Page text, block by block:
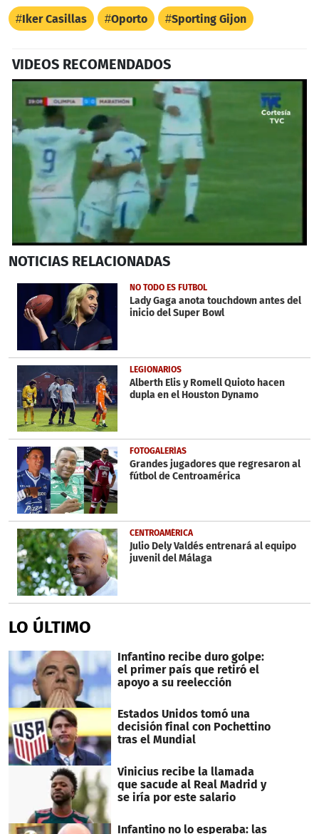
Iker Casillas Oporto Sporting Gijon
VIDEOS RECOMENDADOS
seconds
1
minute,
seconds
NOTICIAS RELACIONADAS
NO TODO ES FUTBOL
Lady Gaga anota touchdown antes del
inicio del Super Bowl
LEGIONARIOS
Alberth Elis y Romell Quioto hacen
dupla en el Houston Dynamo
FOTOGALERÍAS
Grandes jugadores que regresaron al
fútbol de Centroamérica
CENTROAMÉRICA
Julio Dely Valdés entrenará al equipo
juvenil del Málaga
LO ÚLTIMO
Infantino recibe duro golpe:
el primer país que retiró el
apoyo a su reelección
Estados Unidos tomó una
decisión final con Pochettino
tras el Mundial
Vinicius recibe la llamada
que sacude al Real Madrid y
se iría por este salario
Infantino no lo esperaba: las